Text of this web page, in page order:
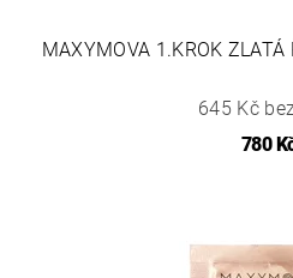
MAXYMOVA 1.KROK
645 Kč
780